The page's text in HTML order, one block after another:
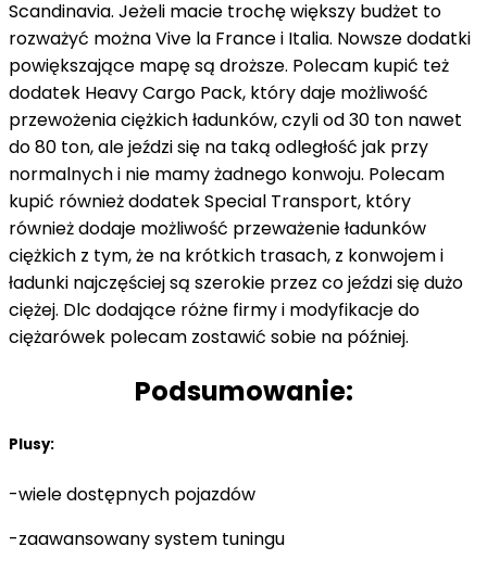
Scandinavia. Jeżeli macie trochę większy budżet to
rozważyć można Vive la France i Italia. Nowsze dodatki
powiększające mapę są droższe. Polecam kupić też
dodatek Heavy Cargo Pack, który daje możliwość
przewożenia ciężkich ładunków, czyli od 30 ton nawet
do 80 ton, ale jeździ się na taką odległość jak przy
normalnych i nie mamy żadnego konwoju. Polecam
kupić również dodatek Special Transport, który
również dodaje możliwość przeważenie ładunków
ciężkich z tym, że na krótkich trasach, z konwojem i
ładunki najczęściej są szerokie przez co jeździ się dużo
ciężej. Dlc dodające różne firmy i modyfikacje do
ciężarówek polecam zostawić sobie na później.
Podsumowanie:
Plusy:
-wiele dostępnych pojazdów
-zaawansowany system tuningu